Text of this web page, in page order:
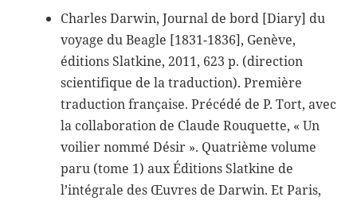
Charles Darwin, Journal de bord [Diary] du
voyage du Beagle [1831-1836], Genève,
éditions Slatkine, 2011, 623 p. (direction
scientifique de la traduction). Première
traduction française. Précédé de P. Tort, avec
la collaboration de Claude Rouquette, « Un
voilier nommé Désir ». Quatrième volume
paru (tome 1) aux Éditions Slatkine de
l’intégrale des Œuvres de Darwin. Et Paris,